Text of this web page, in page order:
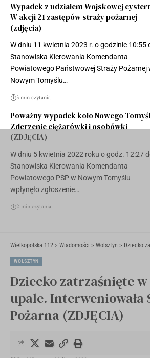
Wypadek z udziałem Wojskowej
W akcji 21 zastępów straży pożarnej
(zdjęcia)
W dniu 11 kwietnia 2023 r. o godzinie 10:55
Stanowiska Kierowania Komendanta
Powiatowego Państwowej Straży Pożarnej
Nowym Tomyślu…
3 min czytania
Poważny wypadek koło Nowego
Zderzenie ciężarówki i osobówki
(ZDJĘCIA)
W dniu 5 kwietnia 2022 roku o godz. 12:27
Stanowiska Kierowania Komendanta
Powiatowego PSP w Nowym Tomyślu
wpłynęło zgłoszenie…
2 min czytania
Wielkopolska 112 > Wiadomości > Wolsztyn > Dziecko zatrzaśnięte
WOLSZTYN
Dziecko zatrzaśnięte
upale. Interweniowała
Pożarna (ZDJĘCIA)